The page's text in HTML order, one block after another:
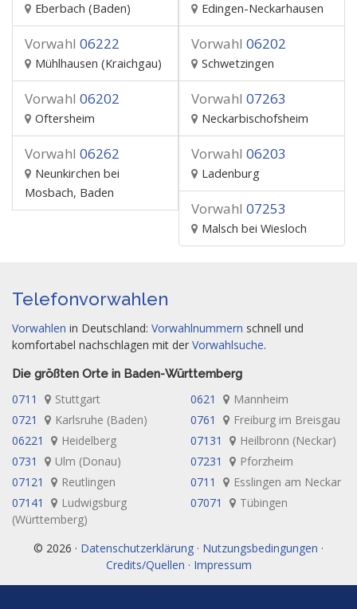
Eberbach (Baden) Edingen-Neckarhausen
Vorwahl 06222
Mühlhausen (Kraichgau)
Vorwahl 06202
Schwetzingen
Vorwahl 06202
Oftersheim
Vorwahl 07263
Neckarbischofsheim
Vorwahl 06262
Neunkirchen bei
Mosbach, Baden
Vorwahl 06203
Ladenburg
Vorwahl 07253
Malsch bei Wiesloch
Telefonvorwahlen
Vorwahlen in Deutschland: Vorwahlnummern schnell und
komfortabel nachschlagen mit der Vorwahlsuche.
Die größten Orte in Baden-Württemberg
0711 Stuttgart 0621
Mannheim
0721
Karlsruhe (Baden) 0761
Freiburg im Breisgau
06221
Heidelberg 07131
Heilbronn (Neckar)
0731
Ulm (Donau) 07231
Pforzheim
07121
Reutlingen 0711
Esslingen am Neckar
07141
Ludwigsburg
(Württemberg)
07071 Tübingen
© 2026 · Datenschutzerklärung · Nutzungsbedingungen ·
Credits/Quellen · Impressum